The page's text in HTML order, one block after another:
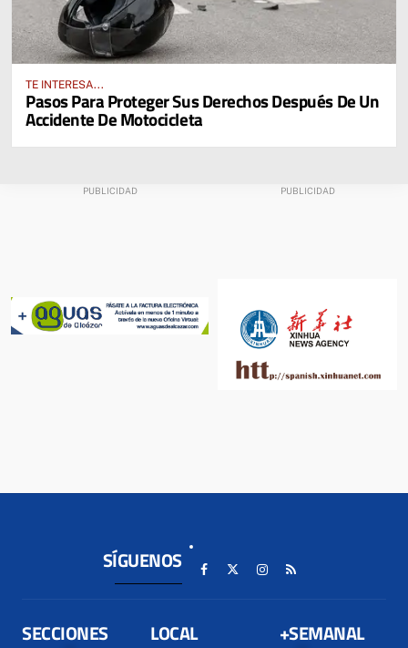
TE INTERESA...
Pasos Para Proteger Sus Derechos Después De Un
Accidente De Motocicleta
SÍGUENOS
SECCIONES LOCAL +SEMANAL